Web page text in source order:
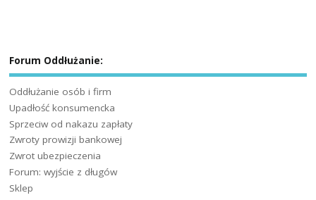
Forum Oddłużanie:
Oddłużanie osób i firm
Upadłość konsumencka
Sprzeciw od nakazu zapłaty
Zwroty prowizji bankowej
Zwrot ubezpieczenia
Forum: wyjście z długów
Sklep